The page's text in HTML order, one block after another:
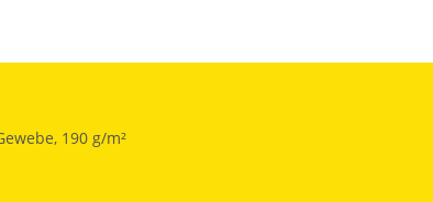
190 g/m²